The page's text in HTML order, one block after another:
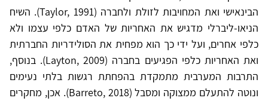
הבינאישי ואת המחויבות לזולת ולחברה (Taylor, 1991). השיח
הניאו-ליברלי מדגיש את האחריות של האדם כלפי עצמו ולא
כלפי אחרים, ועל ידי כך הוא מפחית את הסולידריות החברתית
ואת האחריות כלפי הפגיעים בחברה (Layton, 2009). בנוסף,
התרבות המערבית מתמקדת בהפחתת רגשות בלתי נעימים
ונוטה להתעלם ממצוקה ומסבל (Barreto, 2018). אכן, מחקרים